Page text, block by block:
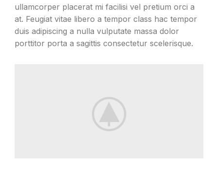
ullamcorper placerat mi facilisi vel pretium orci a
at. Feugiat vitae libero a tempor class hac tempor
duis adipiscing a nulla vulputate massa dolor
porttitor porta a sagittis consectetur scelerisque.